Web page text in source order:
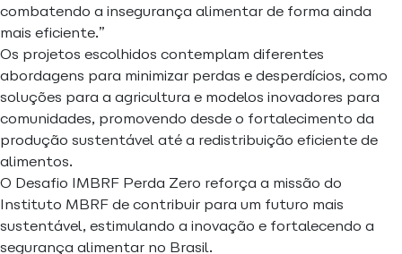
combatendo a insegurança alimentar de forma ainda
mais eficiente.”
Os projetos escolhidos contemplam diferentes
abordagens para minimizar perdas e desperdícios, como
soluções para a agricultura e modelos inovadores para
comunidades, promovendo desde o fortalecimento da
produção sustentável até a redistribuição eficiente de
alimentos.
O Desafio IMBRF Perda Zero reforça a missão do
Instituto MBRF de contribuir para um futuro mais
sustentável, estimulando a inovação e fortalecendo a
segurança alimentar no Brasil.